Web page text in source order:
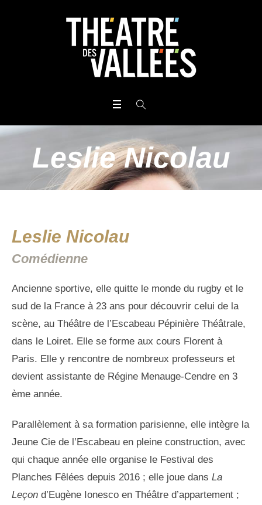
Leslie Nicolau
Leslie Nicolau
Comédienne
Ancienne sportive, elle quitte le monde du rugby et le
sud de la France à 23 ans pour découvrir celui de la
scène, au Théâtre de l’Escabeau Pépinière Théâtrale,
dans le Loiret. Elle se forme aux cours Florent à
Paris. Elle y rencontre de nombreux professeurs et
devient assistante de Régine Menauge-Cendre en 3
ème année.
Parallèlement à sa formation parisienne, elle intègre la
Jeune Cie de l’Escabeau en pleine construction, avec
qui chaque année elle organise le Festival des
Planches Fêlées depuis 2016 ; elle joue dans La
Leçon d’Eugène Ionesco en Théâtre d’appartement ;